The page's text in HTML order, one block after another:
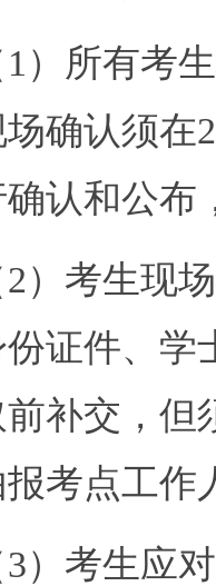
1 ）所有考
确认须在
确认和公布
2）考生现
证件、学
补交，但
考点工作
3）考生应